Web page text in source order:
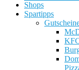
Shops
Spartipps